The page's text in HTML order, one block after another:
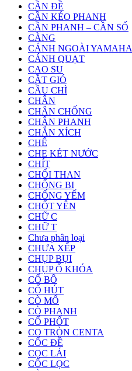
CẦN ĐỀ
CẦN KÉO PHANH
CẦN PHANH – CẦN SỐ
CÀNG
CÁNH NGOÀI YAMAHA
CÁNH QUẠT
CAO SU
CẮT GIÓ
CẦU CHÌ
CHÂN
CHÂN CHỐNG
CHÂN PHANH
CHẮN XÍCH
CHẾ
CHE KÉT NƯỚC
CHÍT
CHỔI THAN
CHỐNG BI
CHỐNG YẾM
CHỐT YÊN
CHỮ C
CHỮ T
Chưa phân loại
CHƯA XẾP
CHỤP BỤI
CHỤP Ổ KHÓA
CỔ BÔ
CỔ HÚT
CÒ MỔ
CÒ PHANH
CỔ PHỐT
CO TRÒN CENTA
CỐC ĐỀ
CỌC LÁI
CỐC LỌC